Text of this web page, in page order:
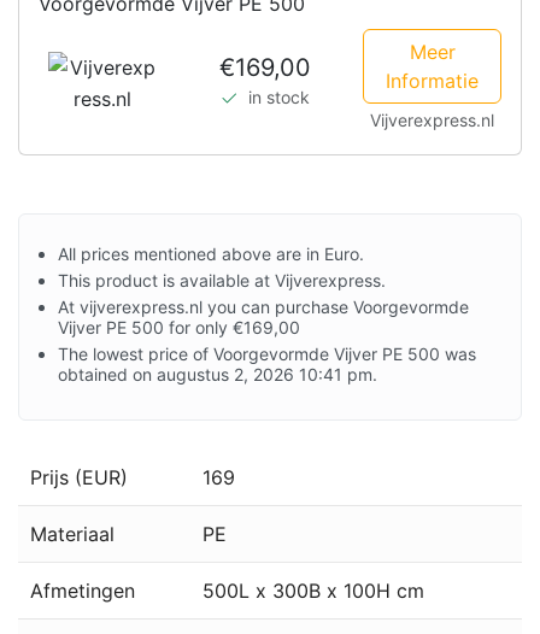
€169,00
in stock
Meer
Informatie
Vijverexpress.nl
All prices mentioned above are in Euro.
This product is available at Vijverexpress.
At vijverexpress.nl you can purchase Voorgevormde
Vijver PE 500 for only €169,00
The lowest price of Voorgevormde Vijver PE 500 was
obtained on augustus 2, 2026 10:41 pm.
Prijs (EUR) 169
Materiaal PE
Afmetingen 500L x 300B x 100H cm